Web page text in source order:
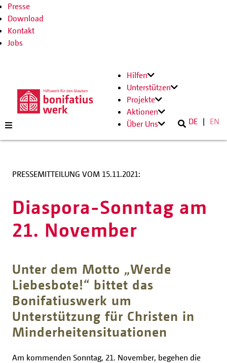
Presse
Download
Kontakt
Jobs
Hilfen
Unterstützen
Projekte
Aktionen
Über Uns
DE EN
PRESSEMITTEILUNG VOM 15.11.2021:
Diaspora-Sonntag am
21. November
Unter dem Motto „Werde
Liebesbote!“ bittet das
Bonifatiuswerk um
Unterstützung für Christen in
Minderheitensituationen
Am kommenden Sonntag, 21. November, begehen die